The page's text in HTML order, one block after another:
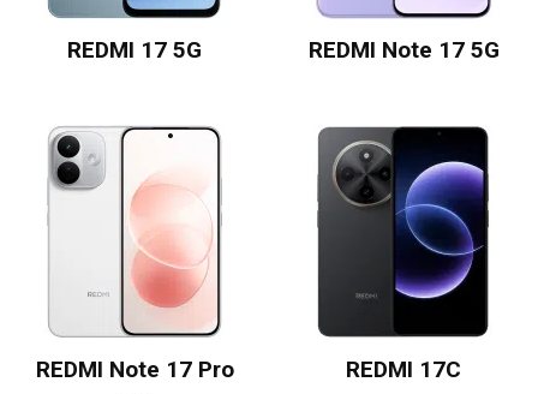
REDMI 17 5G REDMI Note 17 5G
REDMI Note 17 Pro
REDMI 17C